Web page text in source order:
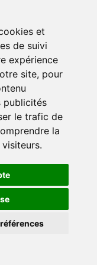
et
de suivi
expérience
site, pour
publicités
le trafic de
la